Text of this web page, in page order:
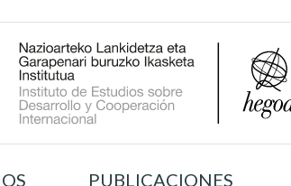
PUBLICACIONES